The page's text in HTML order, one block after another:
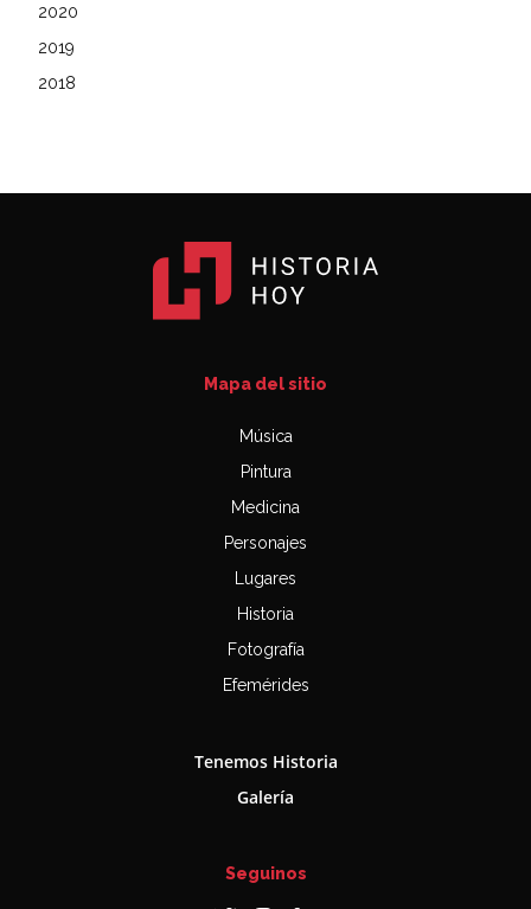
2020
2019
2018
Mapa del sitio
Música
Pintura
Medicina
Personajes
Lugares
Historia
Fotografía
Efemérides
Tenemos Historia
Galería
Seguinos